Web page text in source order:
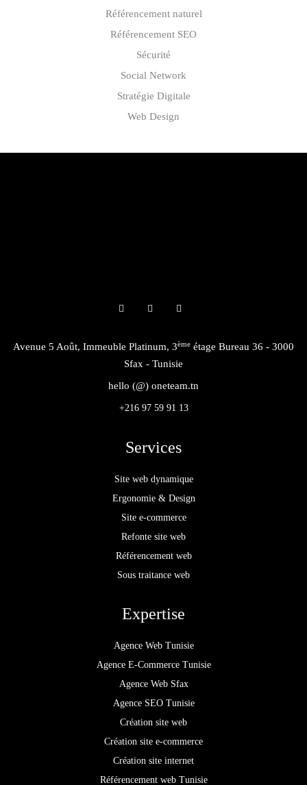
Référencement naturel
Référencement SEO
Sécurité
Social Network
Stratégie Digitale
Web Design
Avenue 5 Août, Immeuble Platinum, 3ème étage Bureau 36 - 3000
Sfax - Tunisie
hello (@) oneteam.tn
+216 97 59 91 13
Services
Site web dynamique
Ergonomie & Design
Site e-commerce
Refonte site web
Référencement web
Sous traitance web
Expertise
Agence Web Tunisie
Agence E-Commerce Tunisie
Agence Web Sfax
Agence SEO Tunisie
Création site web
Création site e-commerce
Création site internet
Référencement web Tunisie